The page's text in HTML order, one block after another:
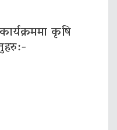
कृषि